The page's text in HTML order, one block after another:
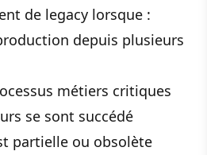
de legacy lorsque :
depuis plusieurs
métiers critiques
se sont succédé
partielle ou obsolète